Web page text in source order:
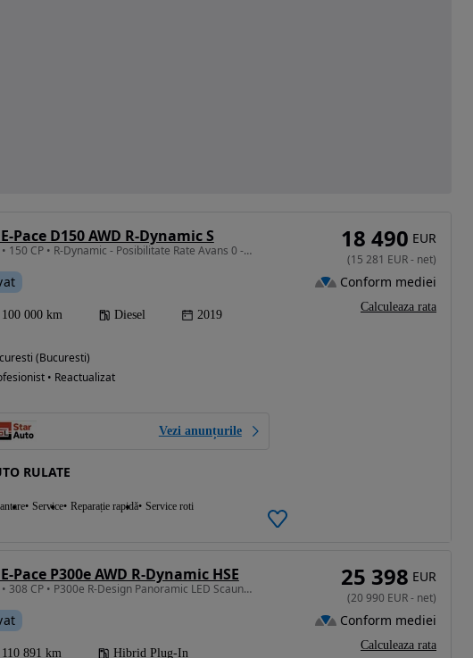
Pace D150 AWD R-Dynamic S
1999 cm3 • 150 CP • R-Dynamic - Posibilitate Rate Avans 0 - Garantie 12 Luni - IMPECABILA
100 000 km Diesel 2019
(Bucuresti)
• Reactualizat
Vezi anunțurile
RULATE
Service Reparație rapidă Service roti
18 490 EUR
(15 281 EUR- net)
Conform mediei
Calculeaza rata
Pace P300e AWD R-Dynamic HSE
1498 cm3 • 308 CP • P300e R-Design Panoramic LED Scaune Incalzite Ceasuri Plasca Garantie
110 891 km Hibrid Plug-In
25 398 EUR
(20 990 EUR- net)
Conform mediei
Calculeaza rata